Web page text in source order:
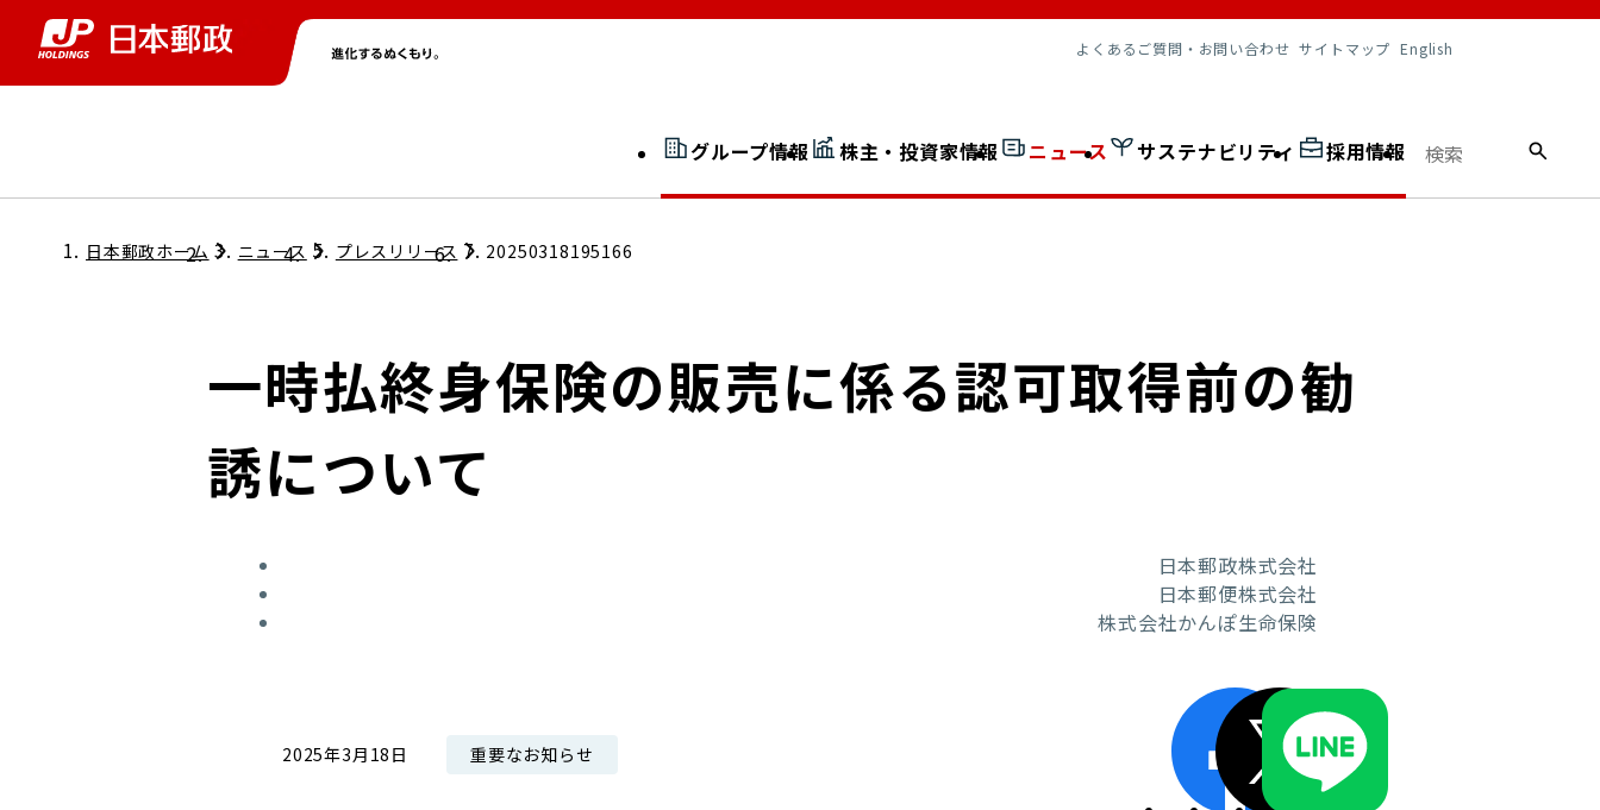
よくあるご質問・お問い合わせ サイトマップ English
グループ情報
グループ情報トップ
ローカル共創イニシアティブ
社長室通信
JP 改革実行委員会
株主・投資家情報
株主・投資家情報トップ
ニュース
ニューストップ
サステナビリティ
サステナビリティトップ
サステナビリティマネジメント
開示情報検索
採用情報
採用情報トップ
日本郵政ホーム ニュース プレスリリース 20250318195166
一時払終身保険の販売に係る認可取得前の勧
誘について
日本郵政株式会社
日本郵便株式会社
株式会社かんぽ生命保険
2025年3月18日 重要なお知らせ